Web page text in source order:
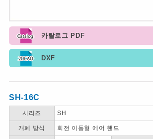
카탈로그 PDF
DXF
SH-16C
시리즈 SH
개폐 방식 회전 이동형 에어 핸드